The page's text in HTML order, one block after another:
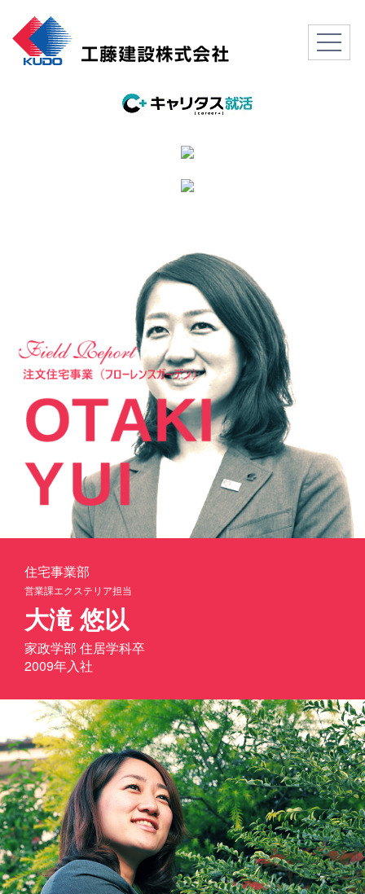
住宅事業部
営業課エクステリア担当
大滝 悠以
家政学部 住居学科卒
2009年入社